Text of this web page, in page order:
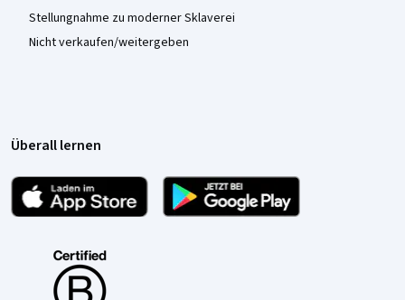
Stellungnahme zu moderner Sklaverei
Nicht verkaufen/weitergeben
Überall lernen